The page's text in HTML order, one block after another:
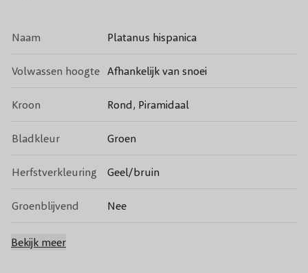
Naam Platanus hispanica
Volwassen hoogte Afhankelijk van snoei
Kroon Rond, Piramidaal
Bladkleur Groen
Herfstverkleuring Geel/bruin
Groenblijvend Nee
Bloeikleur
Bekijk meer